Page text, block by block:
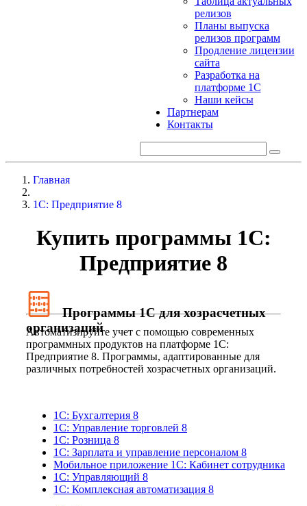
релизов
Планы выпуска
релизов программ
Продление лицензии
сайта
Разработка на
платформе 1С
Наши кейсы
Партнерам
Контакты
Главная
1С: Предприятие 8
Купить программы 1С:
Предприятие 8
Программы 1С для хозрасчетных
организаций
Автоматизируйте учет с помощью современных
программных продуктов на платформе 1С:
Предприятие 8. Программы, адаптированные для
различных потребностей хозрасчетных организаций.
1С: Бухгалтерия 8
1С: Управление торговлей 8
1C: Розница 8
1С: Зарплата и управление персоналом 8
Мобильное приложение 1С: Кабинет сотрудника
1C: Управляющий 8
1С: Комплексная автоматизация 8